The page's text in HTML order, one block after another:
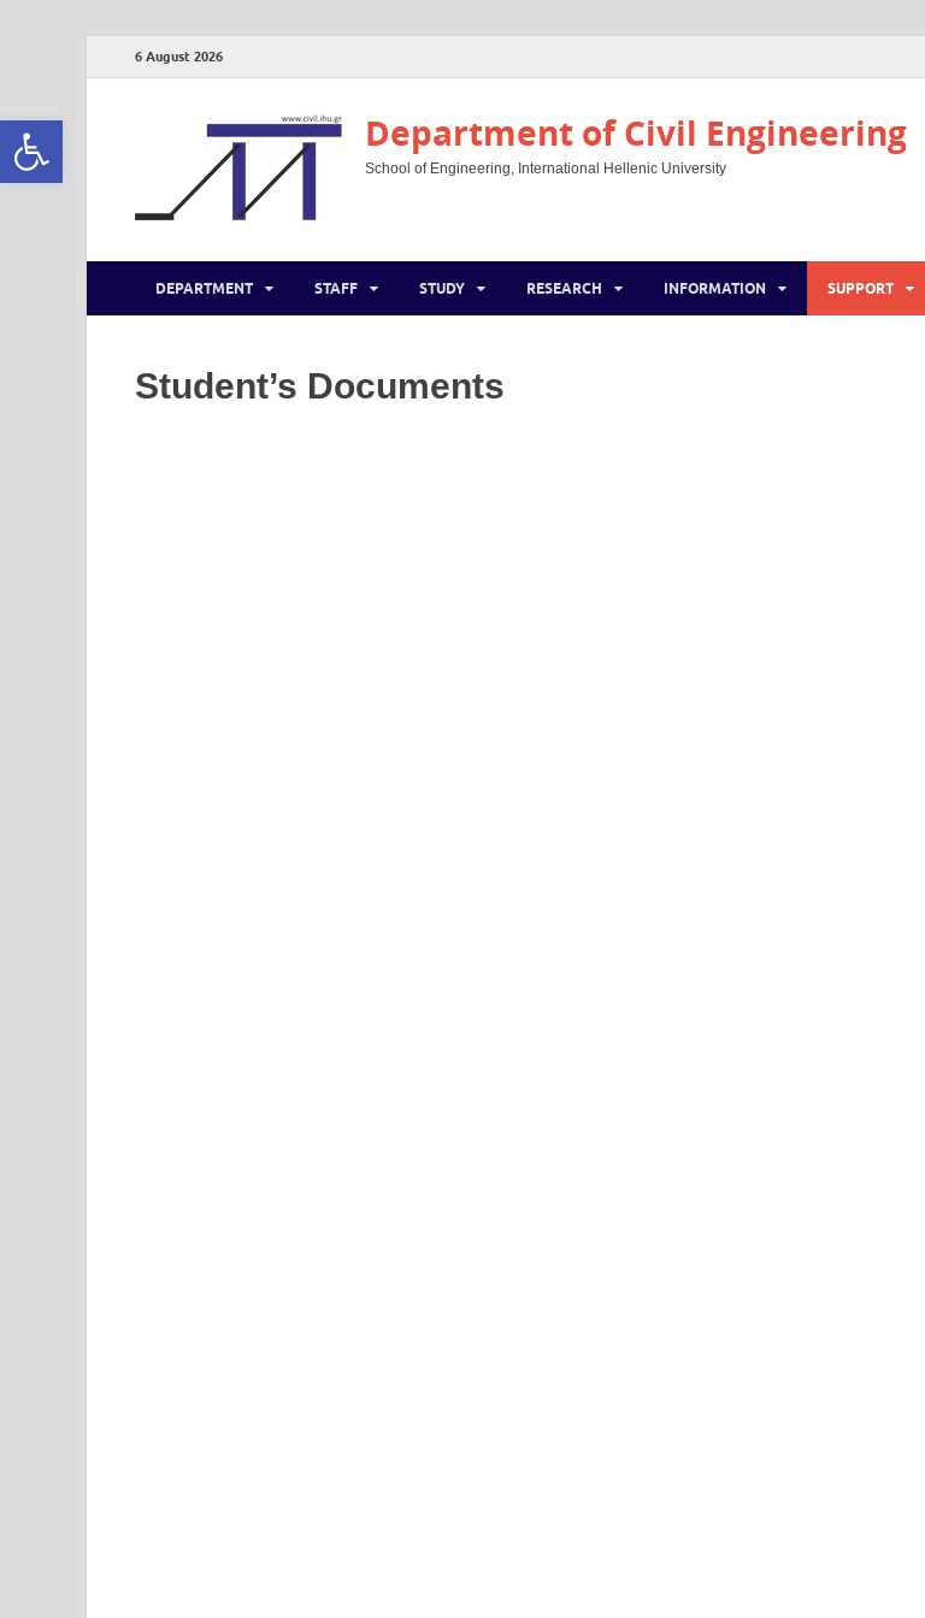
Open toolbar
6 August 2026
Department of Civil Engineering
School of Engineering, International Hellenic University
DEPARTMENT STAFF STUDY RESEARCH INFORMATION SUPPORT
Student’s Documents